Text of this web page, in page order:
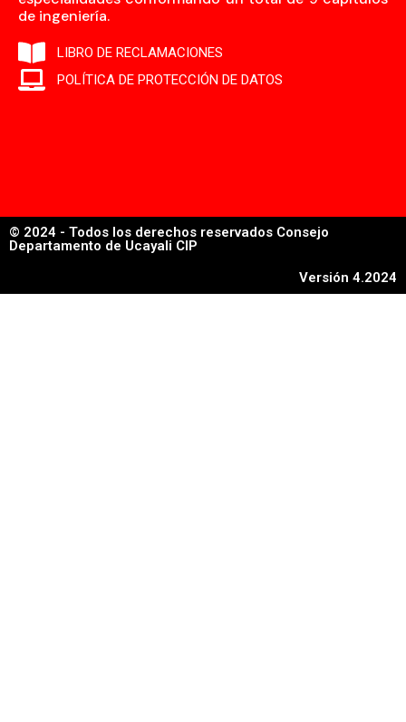
de ingeniería.
LIBRO DE RECLAMACIONES
POLÍTICA DE PROTECCIÓN DE DATOS
© 2024 - Todos los derechos reservados Consejo
Departamento de Ucayali CIP
Versión 4.2024